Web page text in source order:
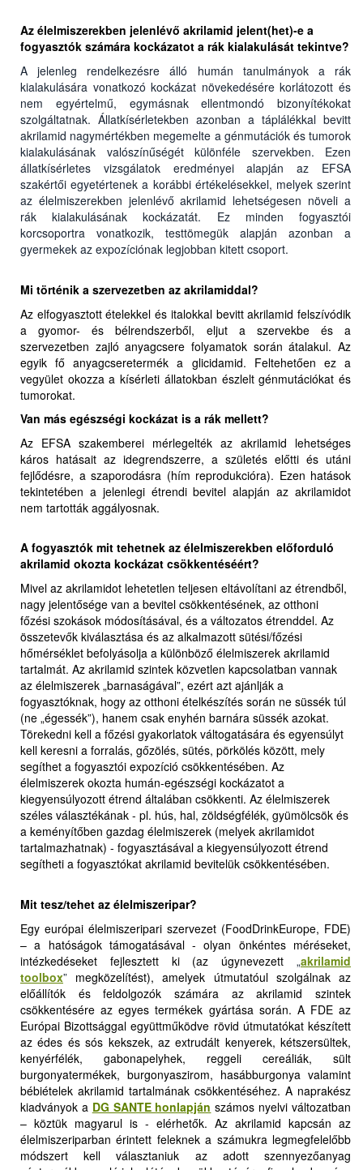
Az élelmiszerekben jelenlévő akrilamid jelent(het)-e a
fogyasztók számára kockázatot a rák kialakulását tekintve?
A jelenleg rendelkezésre álló humán tanulmányok a rák
kialakulására vonatkozó kockázat növekedésére korlátozott és
nem egyértelmű, egymásnak ellentmondó bizonyítékokat
szolgáltatnak. Állatkísérletekben azonban a táplálékkal bevitt
akrilamid nagymértékben megemelte a génmutációk és tumorok
kialakulásának valószínűségét különféle szervekben. Ezen
állatkísérletes vizsgálatok eredményei alapján az EFSA
szakértői egyetértenek a korábbi értékelésekkel, melyek szerint
az élelmiszerekben jelenlévő akrilamid lehetségesen növeli a
rák kialakulásának kockázatát. Ez minden fogyasztói
korcsoportra vonatkozik, testtömegük alapján azonban a
gyermekek az expozíciónak legjobban kitett csoport.
Mi történik a szervezetben az akrilamiddal?
Az elfogyasztott ételekkel és italokkal bevitt akrilamid felszívódik
a gyomor- és bélrendszerből, eljut a szervekbe és a
szervezetben zajló anyagcsere folyamatok során átalakul. Az
egyik fő anyagcseretermék a glicidamid. Feltehetően ez a
vegyület okozza a kísérleti állatokban észlelt génmutációkat és
tumorokat.
Van más egészségi kockázat is a rák mellett?
Az EFSA szakemberei mérlegelték az akrilamid lehetséges
káros hatásait az idegrendszerre, a születés előtti és utáni
fejlődésre, a szaporodásra (hím reprodukcióra). Ezen hatások
tekintetében a jelenlegi étrendi bevitel alapján az akrilamidot
nem tartották aggályosnak.
A fogyasztók mit tehetnek az élelmiszerekben előforduló
akrilamid okozta kockázat csökkentéséért?
Mivel az akrilamidot lehetetlen teljesen eltávolítani az étrendből,
nagy jelentősége van a bevitel csökkentésének, az otthoni
főzési szokások módosításával, és a változatos étrenddel. Az
összetevők kiválasztása és az alkalmazott sütési/főzési
hőmérséklet befolyásolja a különböző élelmiszerek akrilamid
tartalmát. Az akrilamid szintek közvetlen kapcsolatban vannak
az élelmiszerek „barnaságával”, ezért azt ajánlják a
fogyasztóknak, hogy az otthoni ételkészítés során ne süssék túl
(ne „égessék”), hanem csak enyhén barnára süssék azokat.
Törekedni kell a főzési gyakorlatok váltogatására és egyensúlyt
kell keresni a forralás, gőzölés, sütés, pörkölés között, mely
segíthet a fogyasztói expozíció csökkentésében. Az
élelmiszerek okozta humán-egészségi kockázatot a
kiegyensúlyozott étrend általában csökkenti. Az élelmiszerek
széles választékának - pl. hús, hal, zöldségfélék, gyümölcsök és
a keményítőben gazdag élelmiszerek (melyek akrilamidot
tartalmazhatnak) - fogyasztásával a kiegyensúlyozott étrend
segítheti a fogyasztókat akrilamid bevitelük csökkentésében.
Mit tesz/tehet az élelmiszeripar?
Egy európai élelmiszeripari szervezet (FoodDrinkEurope, FDE)
– a hatóságok támogatásával - olyan önkéntes méréseket,
intézkedéseket fejlesztett ki (az úgynevezett „akrilamid
toolbox” megközelítést), amelyek útmutatóul szolgálnak az
előállítók és feldolgozók számára az akrilamid szintek
csökkentésére az egyes termékek gyártása során. A FDE az
Európai Bizottsággal együttműködve rövid útmutatókat készített
az édes és sós kekszek, az extrudált kenyerek, kétszersültek,
kenyérfélék, gabonapelyhek, reggeli cereáliák, sült
burgonyatermékek, burgonyaszirom, hasábburgonya valamint
bébiételek akrilamid tartalmának csökkentéséhez. A naprakész
kiadványok a DG SANTE honlapján számos nyelvi változatban
– köztük magyarul is - elérhetők. Az akrilamid kapcsán az
élelmiszeriparban érintett feleknek a számukra legmegfelelőbb
módszert kell választaniuk az adott szennyezőanyag